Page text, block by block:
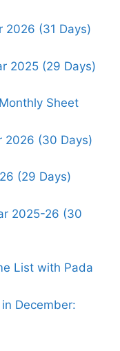
2026 (31 Days)
2025 (29 Days)
Sheet
2026 (30 Days)
(29 Days)
2025-26 (30
List with Pada
December: